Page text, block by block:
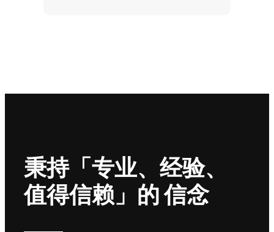
秉持「专业、经验、
值得信赖」的 信念